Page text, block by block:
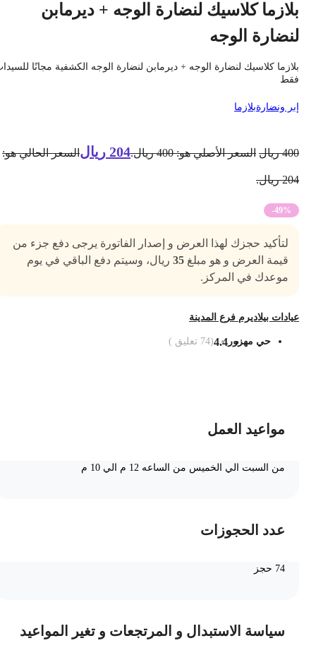
كلاسيك لنضارة الوجه + ديرمابن
الوجه
كلاسيك لنضارة الوجه + ديرمابن لنضارة الوجه الكشفية مجانًا للسيدات
ونضارةبلازما
ريال السعر الأصلي هو: 400 ريال. 204 ريال السعر الحالي هو:
-49%
لتأكيد حجزك لهذا العرض و إصدار الفاتورة يرجى دفع جزء من
قيمة العرض و هو مبلغ35ريال، وسيتم دفع الباقي في يوم
موعدك في المركز.
بيلاديرم فرع المدينة
حي مهزور4.4
(
74تعليق )
مواعيد العمل
من السبت الي الخميس من الساعه 12 م الي 10 م
عدد الحجوزات
سياسة الاستبدال و المرتجعات و تغير المواعيد